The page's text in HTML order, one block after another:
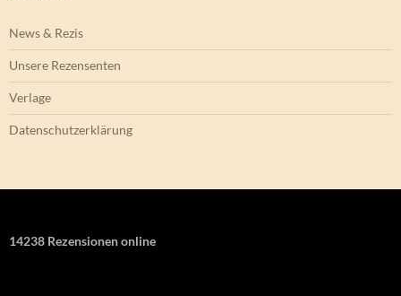
News & Rezis
Unsere Rezensenten
Verlage
Datenschutzerklärung
14238 Rezensionen online